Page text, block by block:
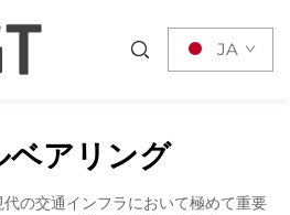
JA
ベアリング
の交通インフラにおいて極めて重要